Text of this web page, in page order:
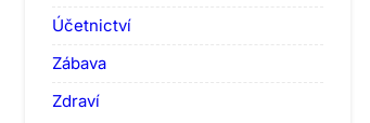
Účetnictví
Zábava
Zdraví